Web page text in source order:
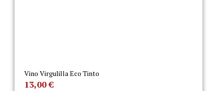
Vino Virgulilla Eco Tinto
13,00€